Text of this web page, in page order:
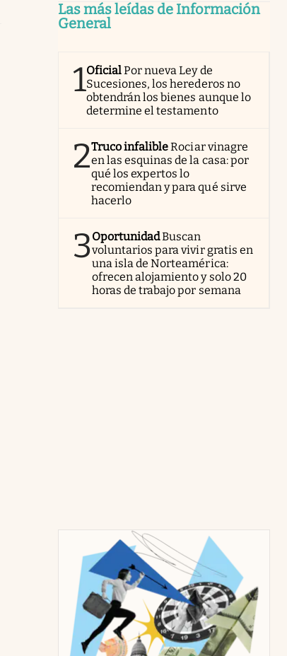
Las más leídas de Información
General
1OficialPor nueva Ley de
Sucesiones, los herederos no
obtendrán los bienes aunque lo
determine el testamento
2Truco infalibleRociar vinagre
en las esquinas de la casa: por
qué los expertos lo
recomiendan y para qué sirve
hacerlo
3OportunidadBuscan
voluntarios para vivir gratis en
una isla de Norteamérica:
ofrecen alojamiento y solo 20
horas de trabajo por semana